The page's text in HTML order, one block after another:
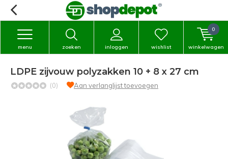
zoeken inloggen
menu wishlist winkelwagen
0
LDPE zijvouw polyzakken 10 + 8 x 27 cm
(0) Aan verlanglijst toevoegen